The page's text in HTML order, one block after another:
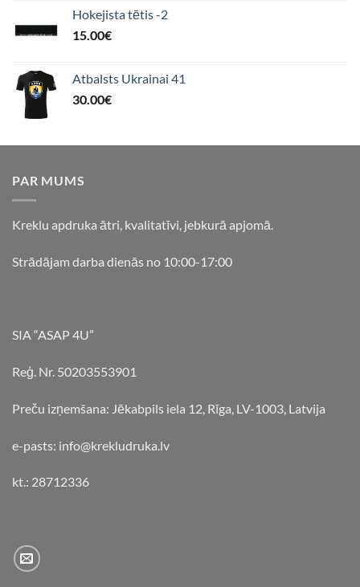
Hokejista tētis -2
15.00€
Atbalsts Ukrainai 41
30.00€
PAR MUMS
Kreklu apdruka ātri, kvalitatīvi, jebkurā apjomā.
Strādājam darba dienās no 10:00-17:00
SIA “ASAP 4U”
Reģ. Nr. 50203553901
Preču izņemšana: Jēkabpils iela 12, Rīga, LV-1003, Latvija
e-pasts: info@krekludruka.lv
kt.: 28712336